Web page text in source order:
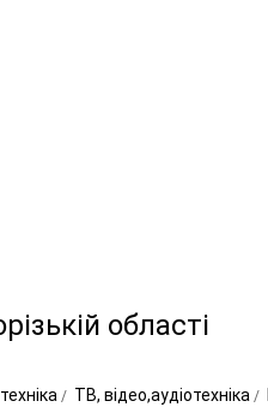
області
ТВ, відео,аудіотехніка